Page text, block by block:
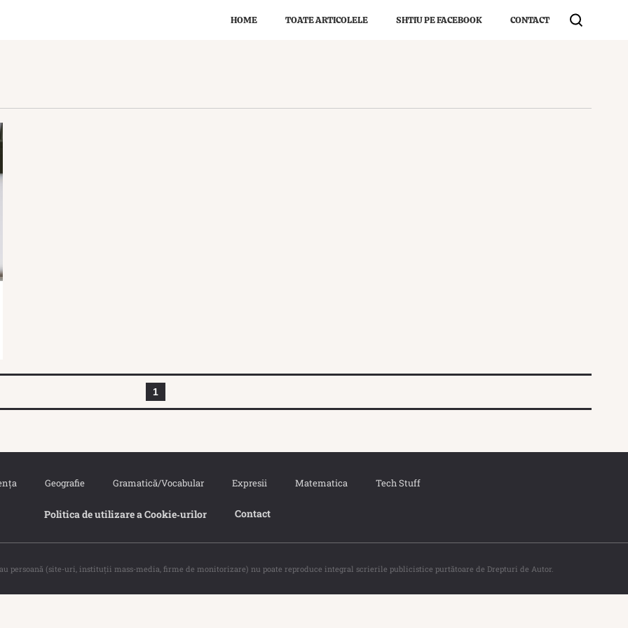
HOME TOATE ARTICOLELE SHTIU PE FACEBOOK CONTACT
1
Geografie Gramatică/Vocabular Expresii Matematica Tech Stuff
Politica de utilizare a Cookie‐urilor Contact
persoană (site-uri, instituţii mass-media, firme de monitorizare) nu poate reproduce integral scrierile publicistice purtătoare de Drepturi de Autor.